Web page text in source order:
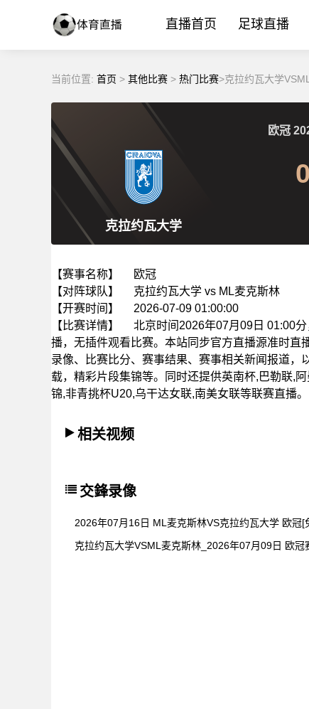
直播首页 足球直播
当前位置: 首页 > 其他比赛 > 热门比赛>克拉约瓦大学
克拉约瓦大学
欧冠
0
【赛事名称】
欧冠
【对阵球队】
克拉约瓦大学 vs ML麦克斯林
【开赛时间】
2026-07-09 01:00:00
【比赛详情】
北京时间2026年07月09日 01:00
播，无插件观看比赛。本站同步官方直播源准时直
录像、比赛比分、赛事结果、赛事相关新闻报道
载，精彩片段集锦等。同时还提供英南杯,巴勒联,
锦,非青挑杯U20,乌干达女联,南美女联等联赛直播。
相关视频
交鋒录像
2026年07月16日 ML麦克斯林VS克拉约瓦大学 欧冠[
克拉约瓦大学VSML麦克斯林_2026年07月09日 欧冠